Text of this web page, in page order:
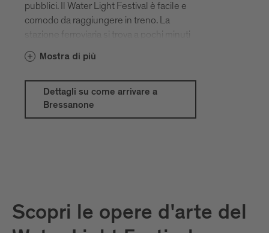
pubblici. Il Water Light Festival è facile e
comodo da raggiungere in treno. La
stazione ferroviaria si trova a pochi minuti
a piedi dal centro storico. Informazioni in
base al paese d'origine:
www.megliointreno.it
www.bahn.com
www.oebb.at
mobilità locale, anche l'utilizzo dei mezzi
pubblici a Bressanone e dintorni e in Alto
Mostra di più
Dettagli su come arrivare a
Bressanone
Scopri le opere d'arte del